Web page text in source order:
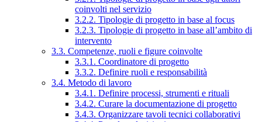
coinvolti nel servizio
3.2.2. Tipologie di progetto in base al focus
3.2.3. Tipologie di progetto in base all’ambito di
intervento
3.3. Competenze, ruoli e figure coinvolte
3.3.1. Coordinatore di progetto
3.3.2. Definire ruoli e responsabilità
3.4. Metodo di lavoro
3.4.1. Definire processi, strumenti e rituali
3.4.2. Curare la documentazione di progetto
3.4.3. Organizzare tavoli tecnici collaborativi